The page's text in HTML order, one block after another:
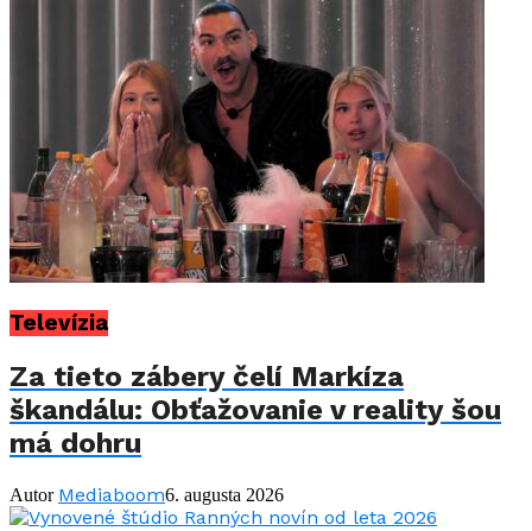
Televízia
Za tieto zábery čelí Markíza
škandálu: Obťažovanie v reality šou
má dohru
Autor Mediaboom6. augusta 2026